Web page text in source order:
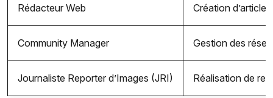
Rédacteur Web Création
Community Manager Gestion des
Journaliste Reporter d’Images (JRI) Réalisation de